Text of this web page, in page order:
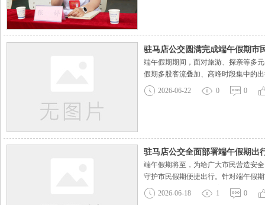
驻马店公交圆满完成端午假期市
端午假期期间，面对旅游、探亲等多
假期多股客流叠加、高峰时段集中的
态调整发车间隔，灵活增减营运车辆
圈、火车站等客流密集重点区域，公交
2026-06-22 0 0
驻马店公交全面部署端午假期出
端午假期将至，为给广大市民营造安
守护市民假期便捷出行。针对端午假
线路运力。依托智能调度系统实时监
民出行顺畅。结合夏季高温天气特点
2026-06-18 1 0